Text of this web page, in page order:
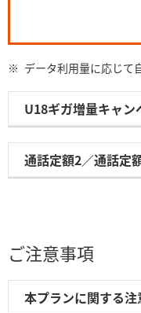
データ利用量に応じて
U18ギガ増量キャン
通話定額2／通話定
ご注意事項
本プランに関する注